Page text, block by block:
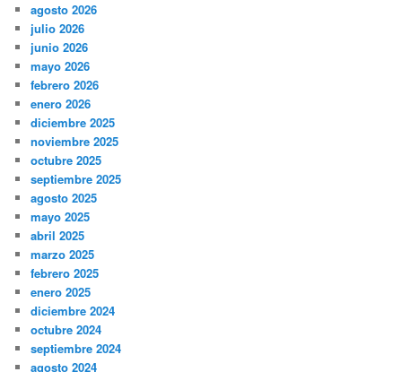
agosto 2026
julio 2026
junio 2026
mayo 2026
febrero 2026
enero 2026
diciembre 2025
noviembre 2025
octubre 2025
septiembre 2025
agosto 2025
mayo 2025
abril 2025
marzo 2025
febrero 2025
enero 2025
diciembre 2024
octubre 2024
septiembre 2024
agosto 2024